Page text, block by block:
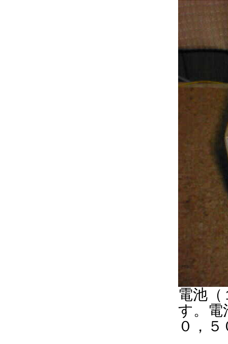
電池
す。電
０，